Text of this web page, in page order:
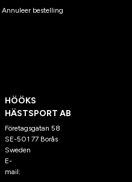
Annuleer bestelling
HÖÖKS
HÄSTSPORT AB
Företagsgatan 58
SE-501 77 Borås
Sweden
E-
mail: